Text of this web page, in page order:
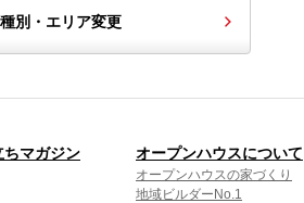
種別・エリア変更
ちマガジン オープンハウスについて
オープンハウスの家づくり
地域ビルダーNo.1